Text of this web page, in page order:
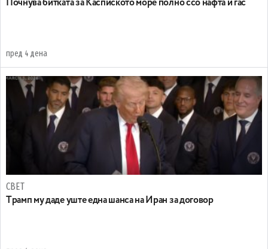
Почнува битката за Каспиското море полно ссо нафта и гас
пред 4 дена
СВЕТ
Tрамп му даде уште една шанса на Иран за договор